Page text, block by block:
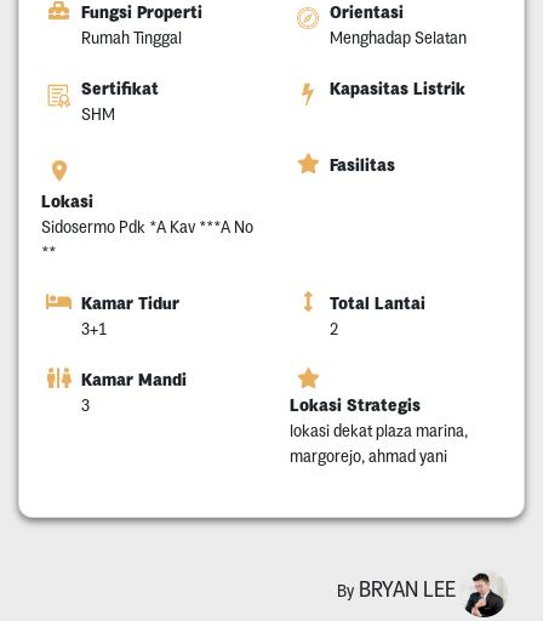
Fungsi Properti
Rumah Tinggal
Orientasi
Menghadap Selatan
Sertifikat
SHM
Kapasitas Listrik
Lokasi
Sidosermo Pdk *A Kav ***A No
**
Fasilitas
Kamar Tidur
3+1
Total Lantai
2
Kamar Mandi
3 Lokasi Strategis
lokasi dekat plaza marina,
margorejo, ahmad yani
By BRYAN LEE